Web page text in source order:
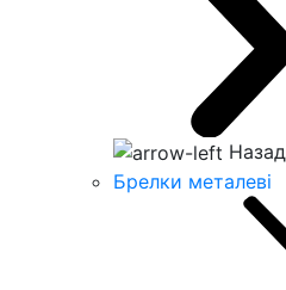
Назад
Брелки металеві